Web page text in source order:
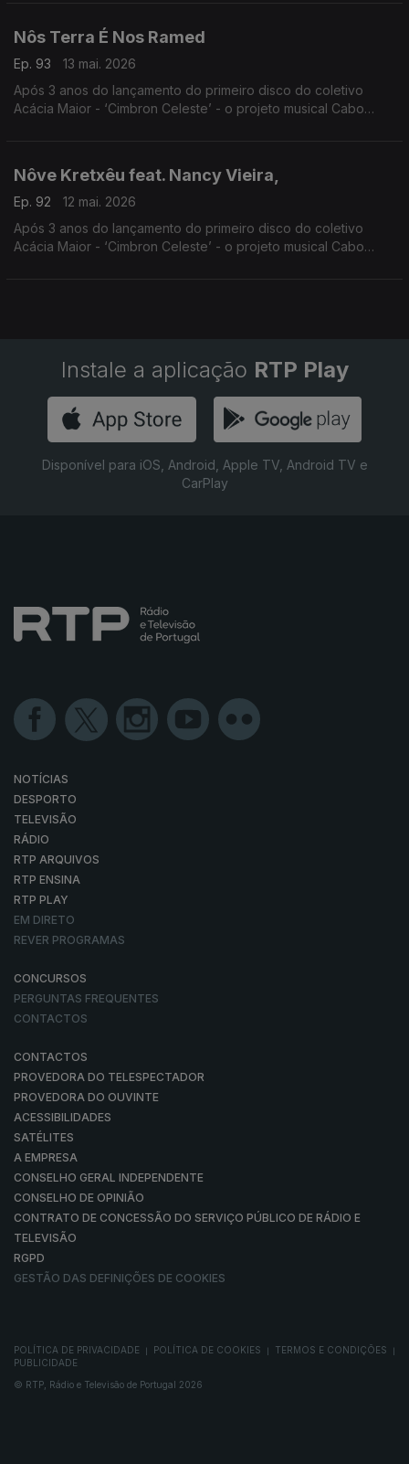
Nôs Terra É Nos Ramed
Ep. 93
13 mai. 2026
Após 3 anos do lançamento do primeiro disco do coletivo
Acácia Maior - ‘Cimbron Celeste’ - o projeto musical Cabo
Nôve Kretxêu feat. Nancy Vieira,
Ep. 92
12 mai. 2026
Após 3 anos do lançamento do primeiro disco do coletivo
Acácia Maior - ‘Cimbron Celeste’ - o projeto musical Cabo
Instale a aplicação RTP Play
Disponível para iOS, Android, Apple TV, Android TV e
CarPlay
NOTÍCIAS
DESPORTO
TELEVISÃO
RÁDIO
RTP ARQUIVOS
RTP ENSINA
RTP PLAY
EM DIRETO
REVER PROGRAMAS
CONCURSOS
PERGUNTAS FREQUENTES
CONTACTOS
CONTACTOS
PROVEDORA DO TELESPECTADOR
PROVEDORA DO OUVINTE
ACESSIBILIDADES
SATÉLITES
A EMPRESA
CONSELHO GERAL INDEPENDENTE
CONSELHO DE OPINIÃO
CONTRATO DE CONCESSÃO DO SERVIÇO PÚBLICO DE RÁDIO E
TELEVISÃO
RGPD
GESTÃO DAS DEFINIÇÕES DE COOKIES
POLÍTICA DE PRIVACIDADE POLÍTICA DE COOKIES TERMOS E CONDIÇÕES
PUBLICIDADE
© RTP, Rádio e Televisão de Portugal 2026